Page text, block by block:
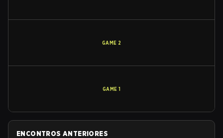
GAME 2
GAME 1
ENCONTROS ANTERIORES